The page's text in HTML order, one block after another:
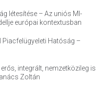
létesítése – Az uniós MI-
európai kontextusban
Piacfelügyeleti Hatóság –
integrált, nemzetközileg is
Zoltán